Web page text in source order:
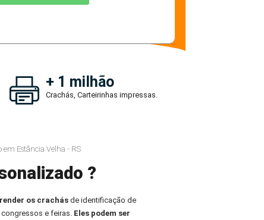
+ 1 milhão
Crachás, Carteirinhas impressas.
Estância Velha - RS
?
os crachásde identificação de
e feiras. Eles podem ser